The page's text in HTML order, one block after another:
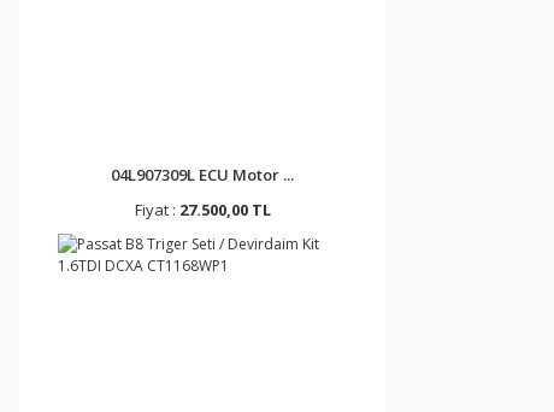
04L907309L ECU Motor ...
Fiyat : 27.500,00 TL